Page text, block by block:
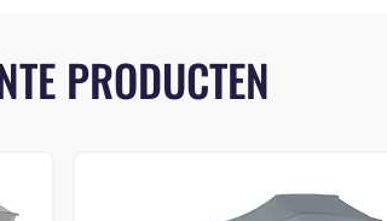
PRODUCTEN